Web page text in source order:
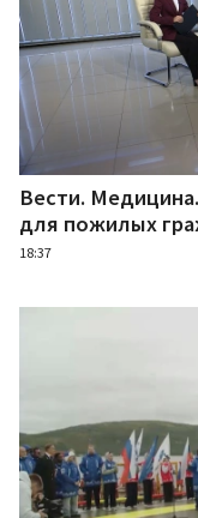
Вести.
для пожилых
18:37